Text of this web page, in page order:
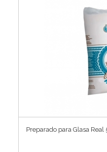
Preparado para Glasa